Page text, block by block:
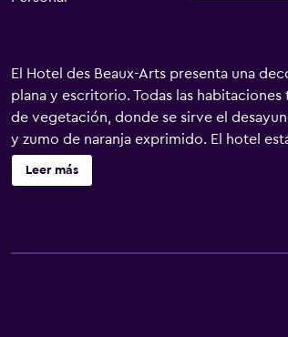
El Hotel des Beaux-Arts presenta una
plana y escritorio. Todas las
de vegetación, donde se sirve el
y zumo de naranja exprimido. El hotel
estación de metro Tolbiac (línea 7).
Place d'Italie (línea 6): la estación de tren
Leer más